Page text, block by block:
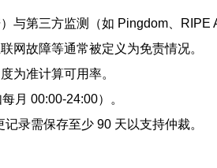
与第三方监测（如 Pingdom、RIPE
网故障等通常被定义为免责情况。
为准计算可用率。
月 00:00-24:00）。
录需保存至少 90 天以支持仲裁。